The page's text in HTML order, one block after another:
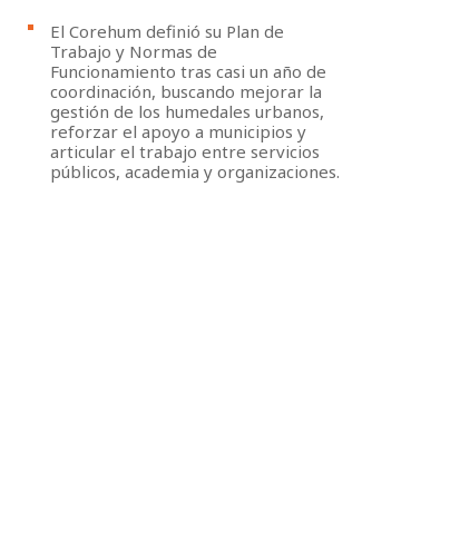
El Corehum definió su Plan de
Trabajo y Normas de
Funcionamiento tras casi un año de
coordinación, buscando mejorar la
gestión de los humedales urbanos,
reforzar el apoyo a municipios y
articular el trabajo entre servicios
públicos, academia y organizaciones.